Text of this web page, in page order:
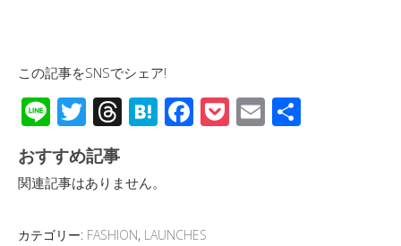
この記事をSNSでシェア!
Li
n
e
T
wi
tt
er
T
e
a
d
H
a
F
o
P E
おすすめ記事
関連記事はありません。
カテゴリー: FASHION, LAUNCHES